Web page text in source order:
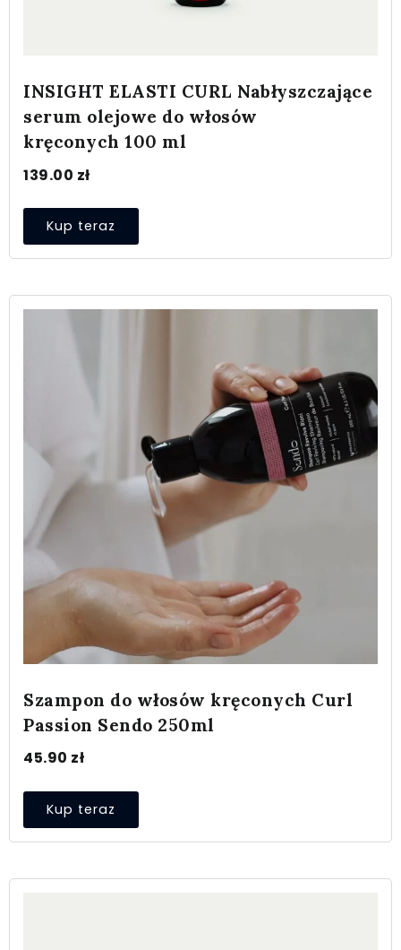
INSIGHT ELASTI CURL Nabłyszczające
serum olejowe do włosów
kręconych 100 ml
139.00 zł
Kup teraz
Szampon do włosów kręconych Curl
Passion Sendo 250ml
45.90 zł
Kup teraz